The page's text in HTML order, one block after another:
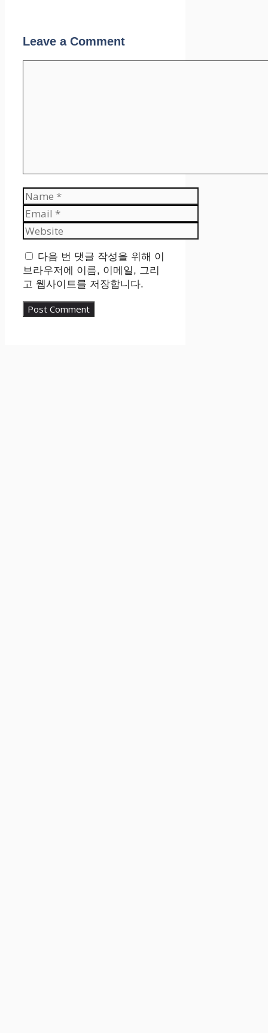
Leave a Comment
Name
Email
Website
다음 번 댓글 작성을 위해 이
브라우저에 이름, 이메일, 그리
고 웹사이트를 저장합니다.